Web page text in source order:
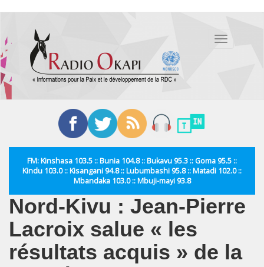
contenu
principal
Toggle
FM: Kinshasa 103.5 :: Bunia 104.8 :: Bukavu 95.3 :: Goma 95.5 ::
Kindu 103.0 :: Kisangani 94.8 :: Lubumbashi 95.8 :: Matadi 102.0 ::
Mbandaka 103.0 :: Mbuji-mayi 93.8
Nord-Kivu : Jean-Pierre
Lacroix salue « les
résultats acquis » de la